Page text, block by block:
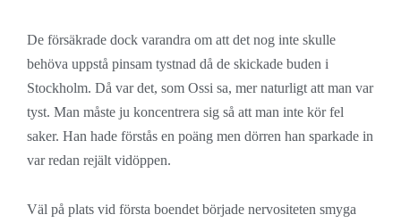
De försäkrade dock varandra om att det nog inte skulle
behöva uppstå pinsam tystnad då de skickade buden i
Stockholm. Då var det, som Ossi sa, mer naturligt att man var
tyst. Man måste ju koncentrera sig så att man inte kör fel
saker. Han hade förstås en poäng men dörren han sparkade in
var redan rejält vidöppen.
Väl på plats vid första boendet började nervositeten smyga